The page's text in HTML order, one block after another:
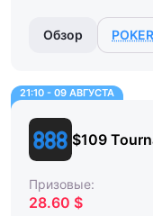
Обзор
21:10 - 09 АВГУСТА
$109
Призовые:
28.60 $